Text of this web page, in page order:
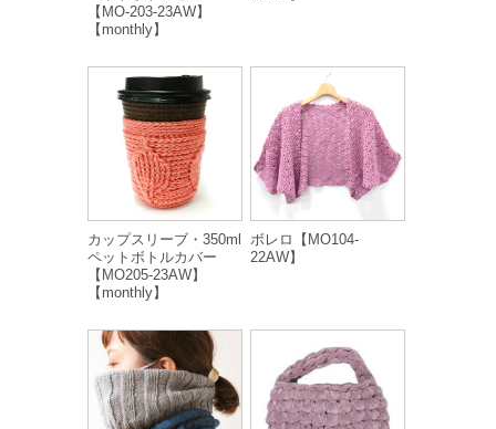
【MO-203-23AW】
【monthly】
カップスリーブ・350ml
ペットボトルカバー
【MO205-23AW】
【monthly】
ボレロ【MO104-
22AW】